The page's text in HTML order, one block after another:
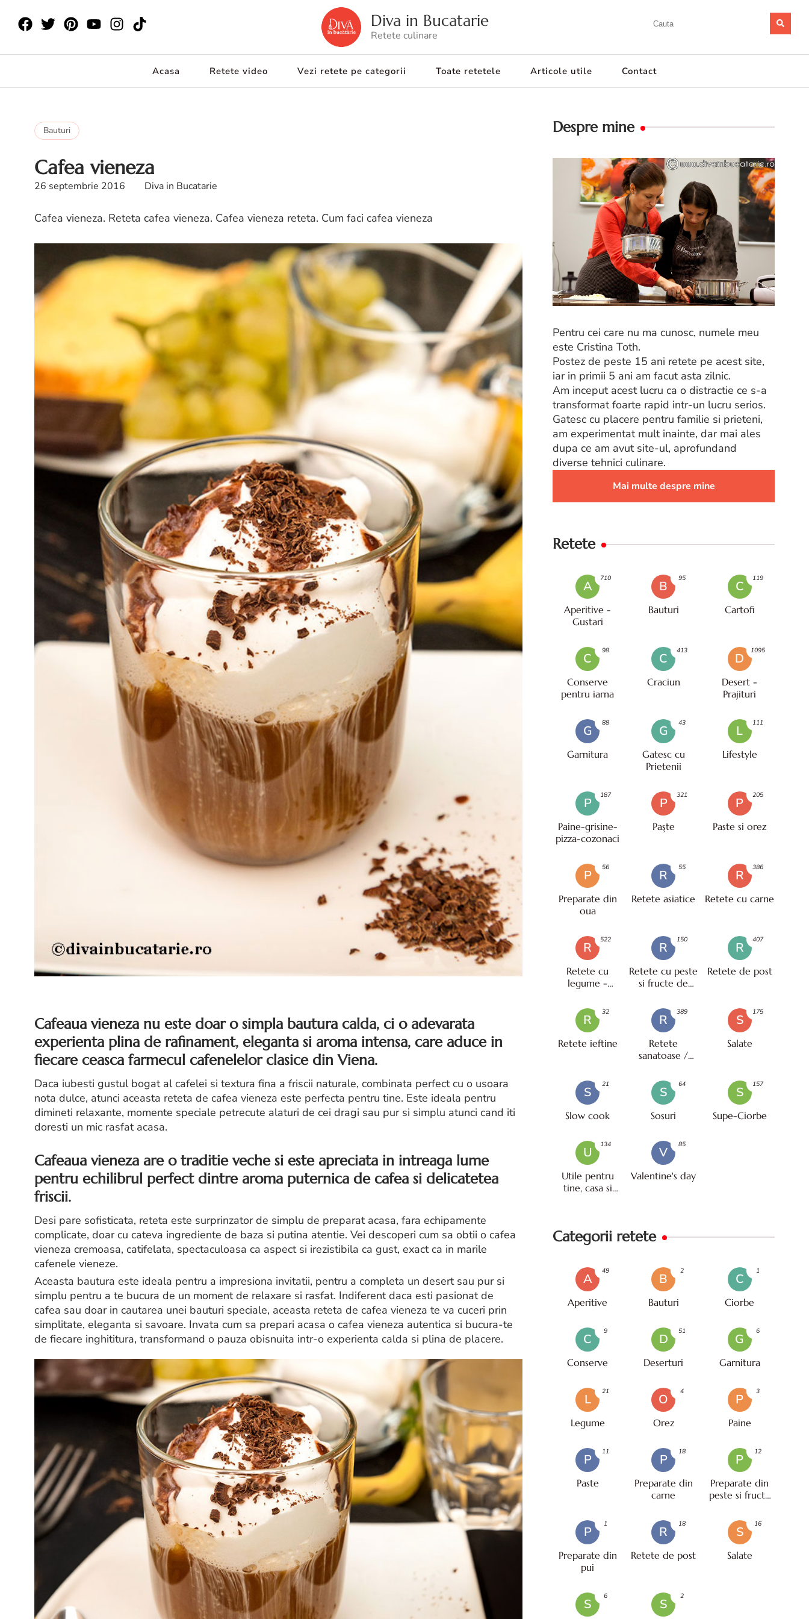
Diva in Bucatarie
Retete culinare
Acasa Retete video Vezi retete pe categorii Toate retetele Articole utile Contact
Bauturi
Cafea vieneza
26 septembrie 2016 Diva in Bucatarie
Cafea vieneza. Reteta cafea vieneza. Cafea vieneza reteta. Cum faci cafea vieneza
Cafeaua vieneza nu este doar o simpla bautura calda, ci o adevarata
experienta plina de rafinament, eleganta si aroma intensa, care aduce in
fiecare ceasca farmecul cafenelelor clasice din Viena.
Daca iubesti gustul bogat al cafelei si textura fina a friscii naturale, combinata perfect cu o usoara
nota dulce, atunci aceasta reteta de cafea vieneza este perfecta pentru tine. Este ideala pentru
dimineti relaxante, momente speciale petrecute alaturi de cei dragi sau pur si simplu atunci cand iti
doresti un mic rasfat acasa.
Cafeaua vieneza are o traditie veche si este apreciata in intreaga lume
pentru echilibrul perfect dintre aroma puternica de cafea si delicatetea
friscii.
Desi pare sofisticata, reteta este surprinzator de simplu de preparat acasa, fara echipamente
complicate, doar cu cateva ingrediente de baza si putina atentie. Vei descoperi cum sa obtii o cafea
vieneza cremoasa, catifelata, spectaculoasa ca aspect si irezistibila ca gust, exact ca in marile
cafenele vieneze.
Aceasta bautura este ideala pentru a impresiona invitatii, pentru a completa un desert sau pur si
simplu pentru a te bucura de un moment de relaxare si rasfat. Indiferent daca esti pasionat de
cafea sau doar in cautarea unei bauturi speciale, aceasta reteta de cafea vieneza te va cuceri prin
simplitate, eleganta si savoare. Invata cum sa prepari acasa o cafea vieneza autentica si bucura-te
de fiecare inghititura, transformand o pauza obisnuita intr-o experienta calda si plina de placere.
Despre mine
Pentru cei care nu ma cunosc, numele meu
este Cristina Toth.
Postez de peste 15 ani retete pe acest site,
iar in primii 5 ani am facut asta zilnic.
Am inceput acest lucru ca o distractie ce s-a
transformat foarte rapid intr-un lucru serios.
Gatesc cu placere pentru familie si prieteni,
am experimentat mult inainte, dar mai ales
dupa ce am avut site-ul, aprofundand
diverse tehnici culinare.
Mai multe despre mine
Retete
A
Aperitive -
Gustari
710
B
Bauturi
95
C
Cartofi
119
C
Conserve
pentru iarna
98
C
Craciun
413
D
Desert -
Prajituri
1095
G
Garnitura
88
G
Gatesc cu
Prietenii
43
L
Lifestyle
111
P
Paine-grisine-
pizza-cozonaci
187
P
Paşte
321
P
Paste si orez
205
P
Preparate din
oua
56
R
Retete asiatice
55
R
Retete cu carne
386
R
Retete cu
legume -
522
R
Retete cu peste
si fructe de
150
R
Retete de post
407
R
Retete ieftine
32
R
Retete
sanatoase /
389
S
Salate
175
S
Slow cook
21
S
Sosuri
64
S
Supe-Ciorbe
157
U
Utile pentru
tine, casa si
134
V
Valentine's day
85
Categorii retete
A
Aperitive
49
B
Bauturi
2
C
Ciorbe
1
C
Conserve
9
D
Deserturi
51
G
Garnitura
6
L
Legume
21
O
Orez
4
P
Paine
3
P
Paste
11
P
Preparate din
carne
18
P
Preparate din
peste si fructe
12
P
Preparate din
pui
1
R
Retete de post
18
S
Salate
16
S
6
S
2